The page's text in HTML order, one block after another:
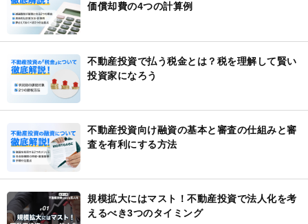
価償却費の4つの計算例
不動産投資で払う税金とは？税を理解して賢い
投資家になろう
不動産投資向け融資の基本と審査の仕組みと審
査を有利にする方法
規模拡大にはマスト！不動産投資で法人化を考
えるべき3つのタイミング